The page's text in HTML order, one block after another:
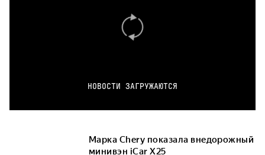
НОВОСТИ ЗАГРУЖАЮТСЯ
Марка Chery показала внедорожный
минивэн iCar X25